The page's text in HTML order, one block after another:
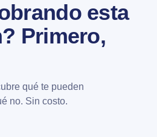
esta
Primero,
qué te pueden
no. Sin costo.